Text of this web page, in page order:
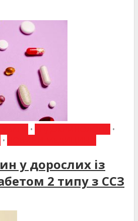
•
•
•
у дорослих із
2 типу з ССЗ